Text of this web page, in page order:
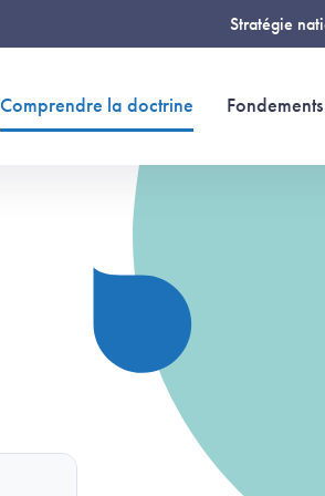
Stratégie
Comprendre la doctrine (page courante)